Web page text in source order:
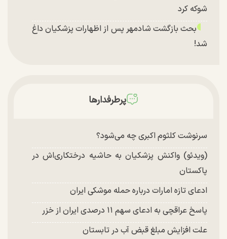
شوکه کرد
بحث بازگشت شادمهر پس از اظهارات پزشکیان داغ
شد!
توافق با آمریکا در انتظار تایید نهایی شعام؟
شد
پرطرفدارها
سرنوشت کلثوم اکبری چه می‌شود؟
(ویدئو) واکنش پزشکیان به حاشیه درختکاری‌اش در
پاکستان
ادعای تازه امارات درباره حمله موشکی ایران
پاسخ عراقچی به ادعای سهم ۱۱ درصدی ایران از خزر
علت افزایش مبلغ قبض آب در تابستان